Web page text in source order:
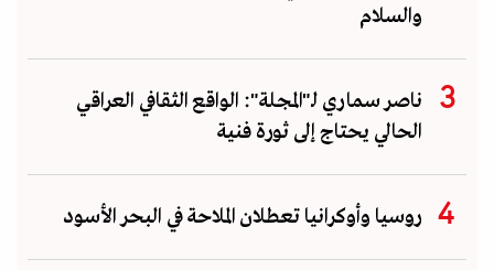
والسلام
ناصر سماري لـ"المجلة": الواقع الثقافي العراقي
الحالي يحتاج إلى ثورة فنية
روسيا وأوكرانيا تعطلان الملاحة في البحر الأسود